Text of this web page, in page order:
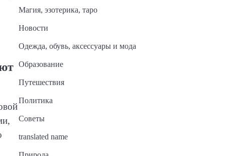
Магия, эзотерика, таро
Новости
Одежда, обувь, аксессуары и мода
Образование
Путешествия
Политика
Советы
translated name